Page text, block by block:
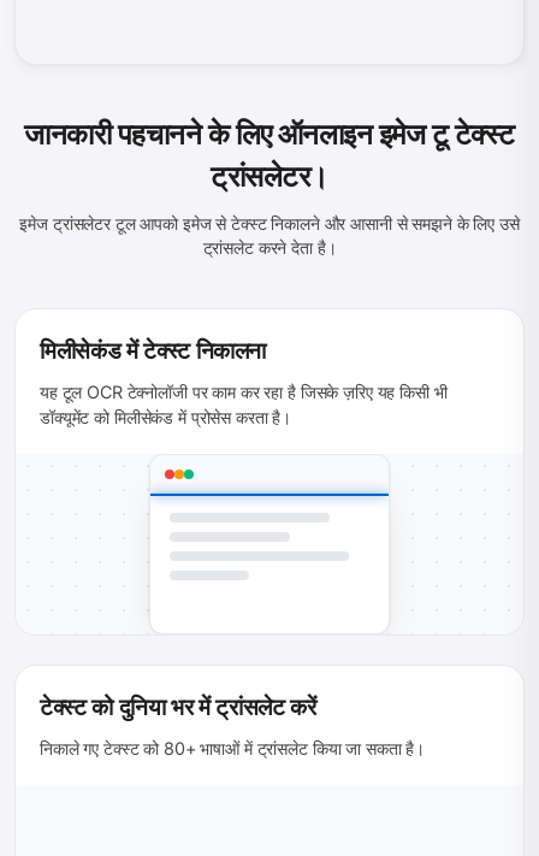
जानकारी पहचानने के लिए ऑनलाइन इमेज टू टेक्स्ट
ट्रांसलेटर।
इमेज ट्रांसलेटर टूल आपको इमेज से टेक्स्ट निकालने और आसानी से समझने के लिए उसे
ट्रांसलेट करने देता है।
मिलीसेकंड में टेक्स्ट निकालना
यह टूल OCR टेक्नोलॉजी पर काम कर रहा है जिसके ज़रिए यह किसी भी
डॉक्यूमेंट को मिलीसेकंड में प्रोसेस करता है।
टेक्स्ट को दुनिया भर में ट्रांसलेट करें
निकाले गए टेक्स्ट को 80+ भाषाओं में ट्रांसलेट किया जा सकता है।